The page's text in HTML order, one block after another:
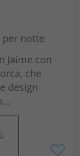
per notte
Jaime con
che
design